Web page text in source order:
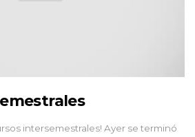
intersemestrales! Ayer se terminó